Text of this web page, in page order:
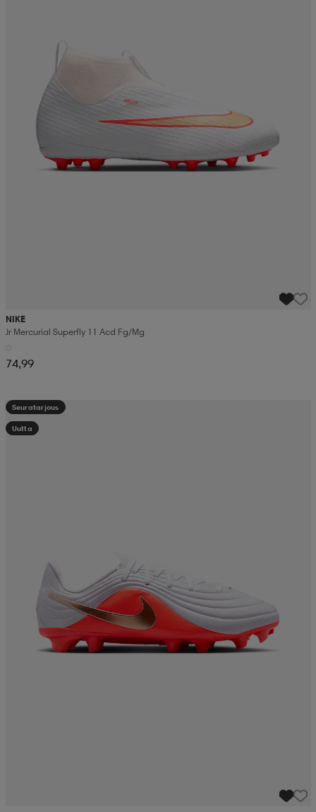
NIKE
Jr Mercurial Superfly 11 Acd Fg/mg
74,99
Seuratarjous
Uutta